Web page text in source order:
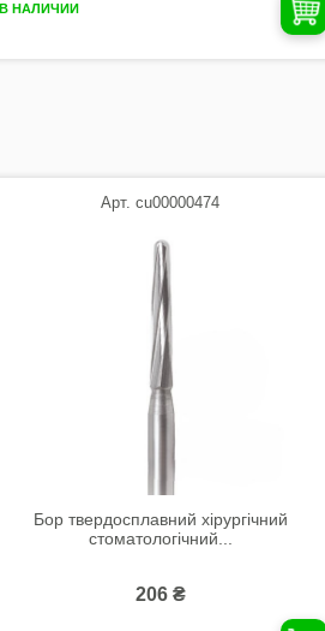
В НАЛИЧИИ
Арт. cu00000474
Бор твердосплавний хірургічний
стоматологічний...
206 ₴